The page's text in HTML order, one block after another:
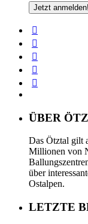
ÜBER
Das Ötztal gilt
Millionen von
über
Ostalpen.
LETZTE